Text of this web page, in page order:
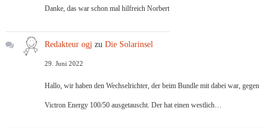
Danke, das war schon mal hilfreich Norbert
Redakteur ogj zuDie Solarinsel
29. Juni 2022
Hallo, wir haben den Wechselrichter, der beim Bundle mit dabei war, gegen
Victron Energy 100/50 ausgetauscht. Der hat einen westlich…